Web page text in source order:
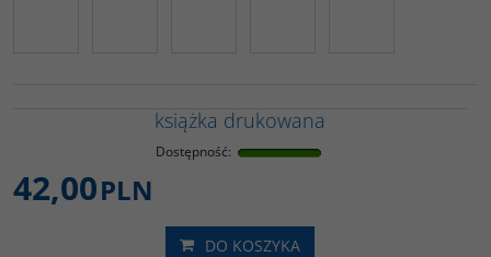
książka drukowana
Dostępność:
42,00PLN
DO KOSZYKA